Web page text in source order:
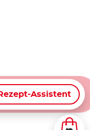
Rezept-Assistent